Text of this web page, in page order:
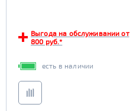
Выгода на обслуживании от
800 руб.*
есть в наличии